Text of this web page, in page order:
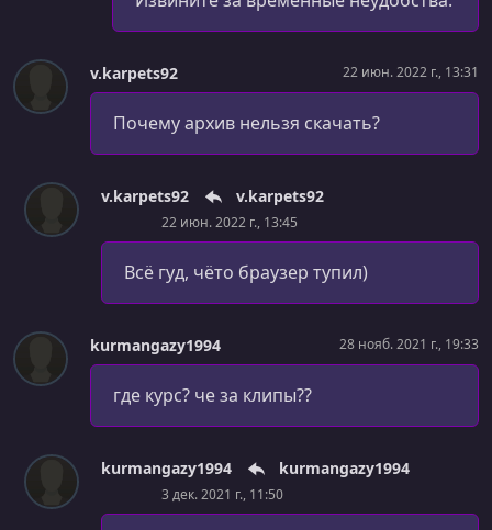
Введение в свойства
Как устроены свойства. Автосвойства
УРОК 55.
УРОК 56.
ДЗ "Парсинг римских чисел" - Решение
ДЗ "перегрузка" - Решение
Ключевое слово params
УРОК 59.
УРОК 60.
Выходные out-параметры
v.karpets92 22 июн. 2022 г., 13:31
Почему архив нельзя скачать?
v.karpets92 v.karpets92
22 июн. 2022 г., 13:45
Всё гуд, чёто браузер тупил)
kurmangazy1994 28 нояб. 2021 г., 19:33
где курс? че за клипы??
kurmangazy1994 kurmangazy1994
3 дек. 2021 г., 11:50